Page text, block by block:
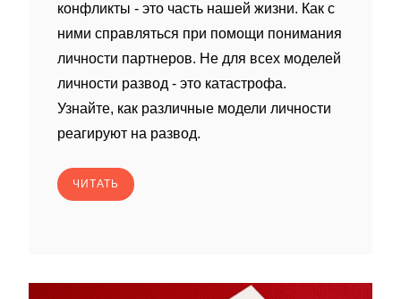
конфликты - это часть нашей жизни. Как с
ними справляться при помощи понимания
личности партнеров. Не для всех моделей
личности развод - это катастрофа.
Узнайте, как различные модели личности
реагируют на развод.
ЧИТАТЬ